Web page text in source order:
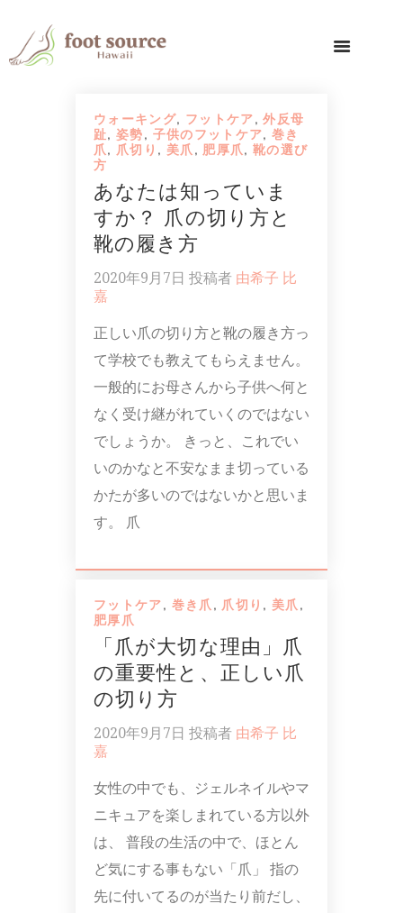
ウォーキング, フットケア,外反母
趾,姿勢, 子供のフットケア,巻き
爪, 爪切り , 美爪 , 肥厚爪,靴の選び
方
あなたは知っていま
すか？ 爪の切り方と
靴の履き方
2020年9月7日 投稿者 由希子 比
嘉
正しい爪の切り方と靴の履き方っ
て学校でも教えてもらえません。
一般的にお母さんから子供へ何と
なく受け継がれていくのではない
でしょうか。 きっと、これでい
いのかなと不安なまま切っている
かたが多いのではないかと思いま
す。 爪
フットケア, 巻き爪 , 爪切り , 美爪 ,
肥厚爪
「爪が大切な理由」爪
の重要性と、正しい爪
の切り方
2020年9月7日 投稿者 由希子 比
嘉
女性の中でも、ジェルネイルやマ
ニキュアを楽しまれている方以外
は、 普段の生活の中で、ほとん
ど気にする事もない「爪」 指の
先に付いてるのが当たり前だし、